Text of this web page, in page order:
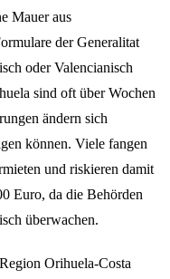
Mauer aus
der Generalitat
oder Valencianisch
sind oft über Wochen
ändern sich
können. Viele fangen
und riskieren damit
Euro, da die Behörden
überwachen.
Orihuela-Costa